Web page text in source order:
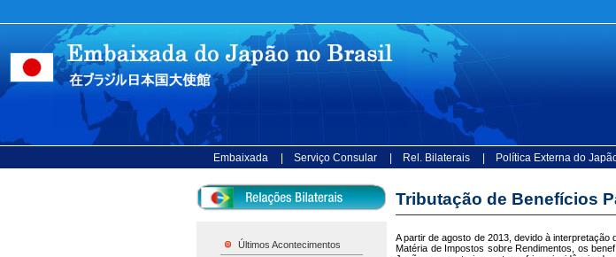
Embaixada | Serviço Consular | Rel. Bilaterais | Política Externa do
Últimos Acontecimentos
Tributação de Benefícios
A partir de agosto de 2013, devido à
Matéria de Impostos sobre Rendimentos, os